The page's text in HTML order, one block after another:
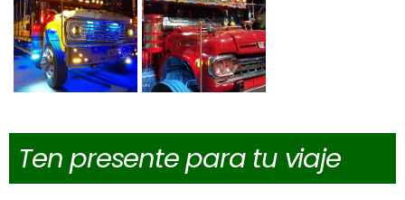
Ten presente para tu viaje